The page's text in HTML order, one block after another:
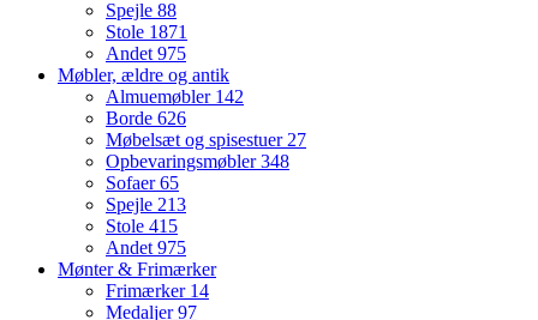
Spejle 88
Stole 1871
Andet 975
Møbler, ældre og antik
Almuemøbler 142
Borde 626
Møbelsæt og spisestuer 27
Opbevaringsmøbler348
Sofaer65
Spejle 213
Stole 415
Andet 975
Mønter & Frimærker
Frimærker 14
Medaljer97